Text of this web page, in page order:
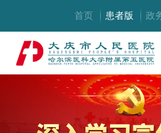
首页 患者版 政